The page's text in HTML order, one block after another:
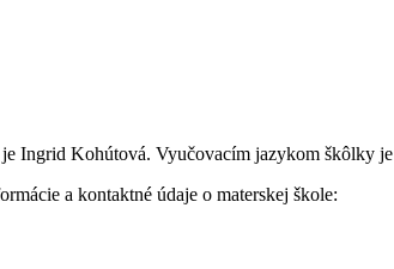
Ingrid Kohútová. Vyučovacím jazykom škôlky je
a kontaktné údaje o materskej škole: